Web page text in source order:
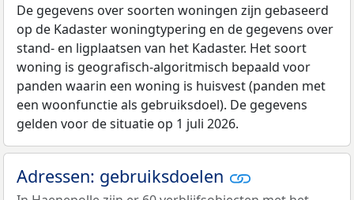
De gegevens over soorten woningen zijn gebaseerd
op de Kadaster woningtypering en de gegevens over
stand- en ligplaatsen van het Kadaster. Het soort
woning is geografisch-algoritmisch bepaald voor
panden waarin een woning is huisvest (panden met
een woonfunctie als gebruiksdoel). De gegevens
gelden voor de situatie op 1 juli 2026.
Adressen: gebruiksdoelen